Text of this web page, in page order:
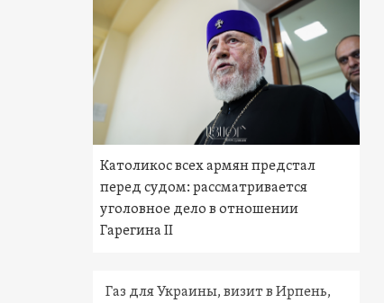
Католикос всех армян предстал
перед судом: рассматривается
уголовное дело в отношении
Гарегина II
Газ для Украины, визит в Ирпень,